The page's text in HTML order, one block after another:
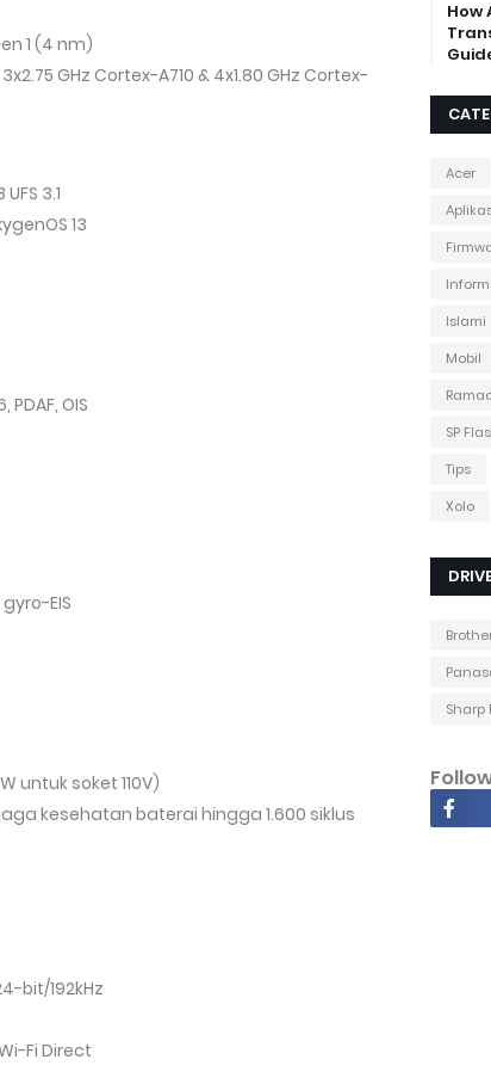
1 (4 nm)
GHz Cortex-A710 & 4x1.80 GHz Cortex-
3.1
13
OIS
EIS
untuk soket 110V)
kesehatan baterai hingga 1.600 siklus
bit/192kHz
Fi Direct
How
Acer
Islami
Mobil
SP
Tips
Xolo
Sharp